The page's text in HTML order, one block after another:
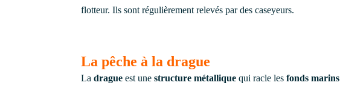
flotteur. Ils sont régulièrement relevés par des caseyeurs.
La pêche à la drague
Ladrague est unestructure métallique qui racle lesfonds marins